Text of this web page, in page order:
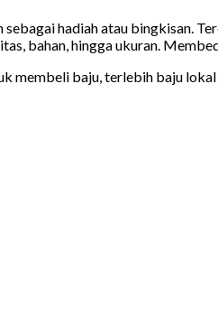
hadiah atau bingkisan.
bahan, hingga ukuran.
baju, terlebih baju